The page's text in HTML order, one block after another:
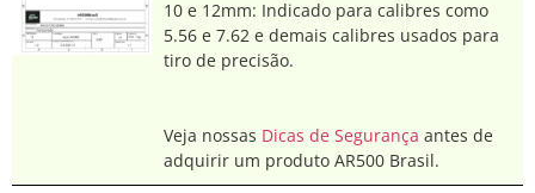
10 e 12mm: Indicado para calibres como
5.56 e 7.62 e demais calibres usados para
tiro de precisão.
Veja nossas Dicas de Segurança antes de
adquirir um produto AR500 Brasil.